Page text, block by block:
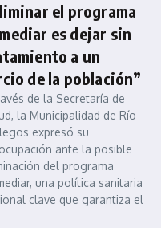
el programa
es dejar sin
a un
de la población”
de la Secretaría de
la Municipalidad de Río
expresó su
ante la posible
del programa
una política sanitaria
clave que garantiza el